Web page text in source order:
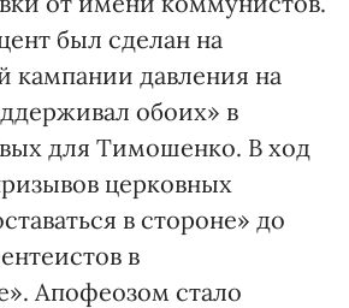
был сделан на
кампании давления на
обоих» в
для Тимошенко. В ход
церковных
в стороне» до
в
Апофеозом стало